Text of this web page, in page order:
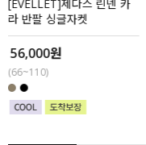
MADE
세트할인 ~30%
하객룩
[EVELLET]제다스 린넨 카
라 반팔 싱글자켓
56,000원
(66~110)